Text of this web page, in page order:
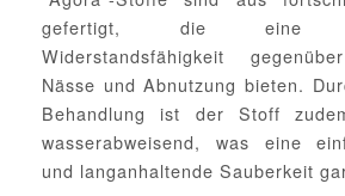
gefertigt, die eine
Widerstandsfähigkeit
Nässe und Abnutzung bieten.
Behandlung ist der Stoff
wasserabweisend, was eine
und langanhaltende Sauberkeit